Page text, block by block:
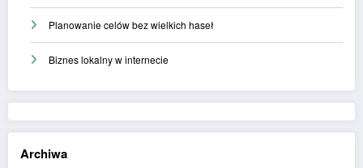
Planowanie celów bez wielkich haseł
Biznes lokalny w internecie
Archiwa